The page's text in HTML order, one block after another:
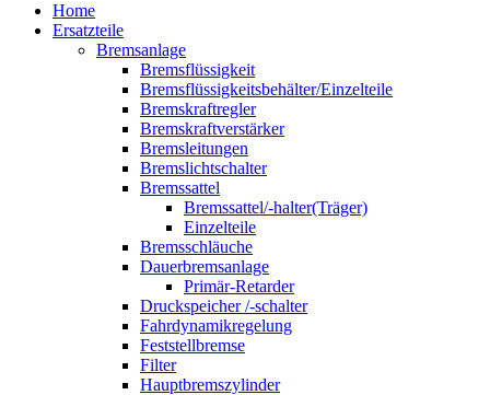
Home
Ersatzteile
Bremsanlage
Bremsflüssigkeit
Bremsflüssigkeitsbehälter/Einzelteile
Bremskraftregler
Bremskraftverstärker
Bremsleitungen
Bremslichtschalter
Bremssattel
Bremssattel/-halter(Träger)
Einzelteile
Bremsschläuche
Dauerbremsanlage
Primär-Retarder
Druckspeicher /-schalter
Fahrdynamikregelung
Feststellbremse
Filter
Hauptbremszylinder